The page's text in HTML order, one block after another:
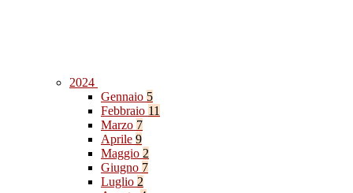
2024
Gennaio 5
Febbraio 11
Marzo 7
Aprile 9
Maggio 2
Giugno 7
Luglio 2